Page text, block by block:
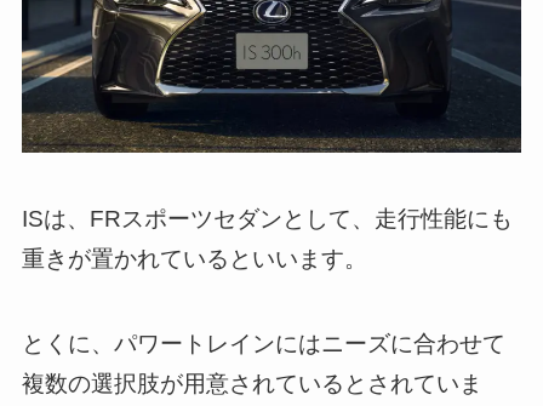
ISは、FRスポーツセダンとして、走行性能にも
重きが置かれているといいます。
とくに、パワートレインにはニーズに合わせて
複数の選択肢が用意されているとされていま